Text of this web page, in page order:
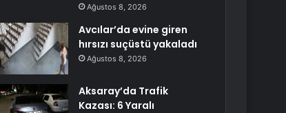
Ağustos 8, 2026
Avcılar’da evine giren
hırsızı suçüstü yakaladı
Ağustos 8, 2026
Aksaray’da Trafik
Kazası: 6 Yaralı